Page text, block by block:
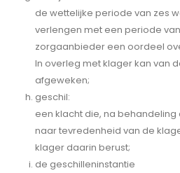
de wettelijke periode van zes
verlengen met een periode
zorgaanbieder een oordeel
In overleg met klager kan van
afgeweken;
geschil:
een klacht die, na
naar tevredenheid van de
klager daarin berust;
de geschilleninstantie